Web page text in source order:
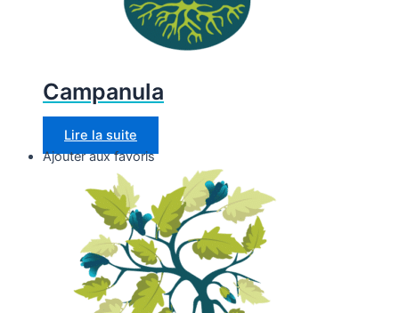
Campanula
Lire la suite
Ajouter aux favoris